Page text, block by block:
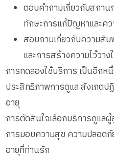
ตอบคำถามเกี่ยวกับสถา
ทักษะการแก้ปัญหาและค
สอบถามเกี่ยวกับความสั
และการสร้างความไว้วาง
การทดลองใช้บริการ เป็นอีกห
ประสิทธิภาพการดูแล สังเกต
อายุ
การตัดสินใจเลือกบริการดูแล
การมอบความสุข ความปลอด
อายุที่ท่านรัก